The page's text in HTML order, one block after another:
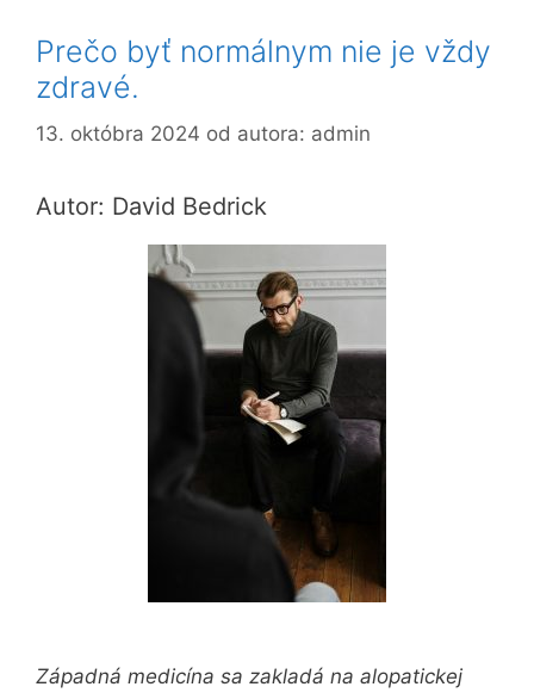
Prečo byť normálnym nie je vždy
zdravé.
13. októbra 2024 od autora: admin
Autor: David Bedrick
Západná medicína sa zakladá na alopatickej